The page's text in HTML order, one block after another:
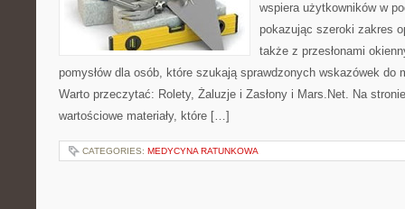
wspiera użytkowników w
pokazując szeroki zakres
także z przesłonami
pomysłów dla osób, które szukają sprawdzonych wskazówek do
Warto przeczytać: Rolety, Żaluzje i Zasłony i Mars.Net. Na
wartościowe materiały, które […]
CATEGORIES: MEDYCYNA RATUNKOWA